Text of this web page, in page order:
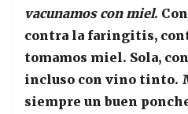
vacunamos con miel.
contra la faringitis,
tomamos miel. Sola,
incluso con vino tinto.
siempre un buen